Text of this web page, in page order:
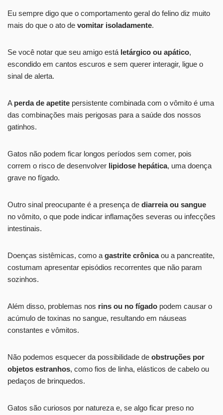
Eu sempre digo que o comportamento geral do felino diz muito
mais do que o ato de vomitar isoladamente.
Se você notar que seu amigo está letárgico ou apático,
escondido em cantos escuros e sem querer interagir, ligue o
sinal de alerta.
A perda de apetite persistente combinada com o vômito é uma
das combinações mais perigosas para a saúde dos nossos
gatinhos.
Gatos não podem ficar longos períodos sem comer, pois
correm o risco de desenvolver lipidose hepática, uma doença
grave no fígado.
Outro sinal preocupante é a presença de diarreia ou sangue
no vômito, o que pode indicar inflamações severas ou infecções
intestinais.
Doenças sistêmicas, como a gastrite crônicaou a pancreatite,
costumam apresentar episódios recorrentes que não param
sozinhos.
Além disso, problemas nos rins ou no fígado podem causar o
acúmulo de toxinas no sangue, resultando em náuseas
constantes e vômitos.
Não podemos esquecer da possibilidade de obstruções por
objetos estranhos, como fios de linha, elásticos de cabelo ou
pedaços de brinquedos.
Gatos são curiosos por natureza e, se algo ficar preso no